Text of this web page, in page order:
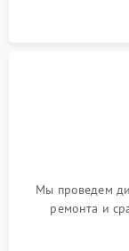
Мы проведем
ремонта и